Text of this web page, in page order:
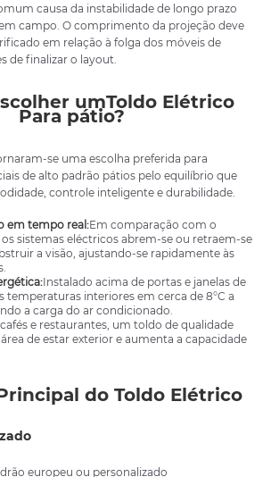
causa da instabilidade de longo prazo
campo. O comprimento da projeção deve
em relação à folga dos móveis de
de finalizar o layout.
umToldo Elétrico
Para pátio?
se uma escolha preferida para
de alto padrão pátios pelo equilíbrio que
controle inteligente e durabilidade.
em tempo real:Em comparação com o
sistemas eléctricos abrem-se ou retraem-se
a visão, ajustando-se rapidamente às
Instalado acima de portas e janelas de
temperaturas interiores em cerca de 8°C a
a carga do ar condicionado.
e restaurantes, um toldo de qualidade
de estar exterior e aumenta a capacidade
do Toldo Elétrico
europeu ou personalizado